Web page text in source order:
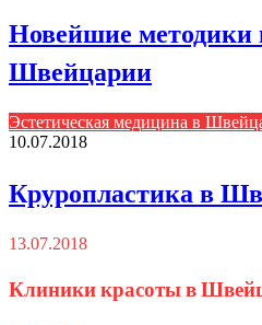
Новейшие методики
Швейцарии
Эстетическая медицина в
10.07.2018
Круропластика в
13.07.2018
Клиники красоты в